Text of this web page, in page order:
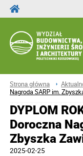
Strona główna
Nagroda SARP im.
DYPLOM
Doroczna
Zbyszka
2025-02-25